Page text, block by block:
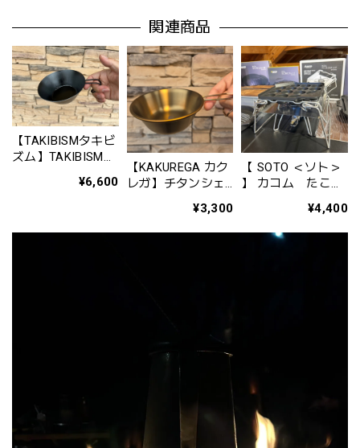
関連商品
【TAKIBISMタキビ
ズム】TAKIBISM
タキビズム 鉄鋺シ
¥6,600
【KAKUREGA カク
レガ】チタンシェ
（300ml）
¥3,300
【 SOTO ＜ソト＞
】 カコム たこ焼
¥4,400